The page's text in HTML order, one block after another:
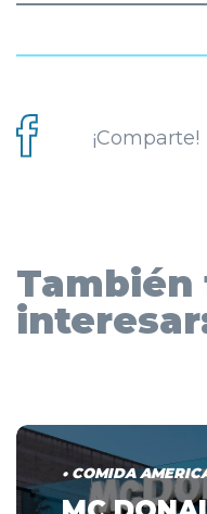
¡Comparte!
También
• COMIDA